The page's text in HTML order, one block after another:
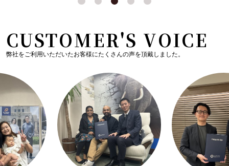
CUSTOMER'S VOICE
弊社をご利用いただいたお客様にたくさんの声を頂戴しました。